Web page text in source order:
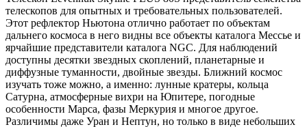
телескопов для опытных и требовательных пользователей.
Этот рефлектор Ньютона отлично работает по объектам
дальнего космоса в него видны все объекты каталога Мессье и
ярчайшие представители каталога NGC. Для наблюдений
доступны десятки звездных скоплений, планетарные и
диффузные туманности, двойные звезды. Ближний космос
изучать тоже можно, а именно: лунные кратеры, кольца
Сатурна, атмосферные вихри на Юпитере, погодные
особенности Марса, фазы Меркурия и многое другое.
Различимы даже Уран и Нептун, но только в виде небольших